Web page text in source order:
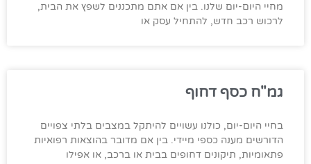
מחיי היום-יום שלנו. בין אם אתם מתכננים לשפץ את הבית,
לרכוש רכב חדש, להתחיל עסק או
גמ"ח כסף דחוף
בחיי היום-יום, כולנו עשויים להיתקל במצבים בלתי צפויים
הדורשים מענה כספי מיידי. בין אם מדובר בהוצאות רפואיות
פתאומיות, תיקונים דחופים בבית או ברכב, או אפילו